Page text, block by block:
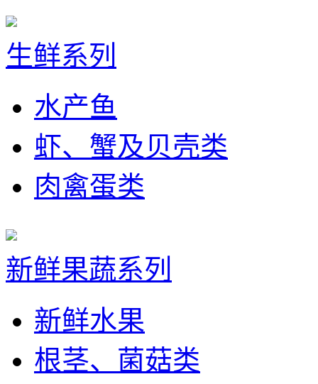
生鲜系列
水产鱼
虾、蟹及贝壳类
肉禽蛋类
新鲜果蔬系列
新鲜水果
根茎、菌菇类